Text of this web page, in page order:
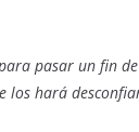
pasar un fin
los hará